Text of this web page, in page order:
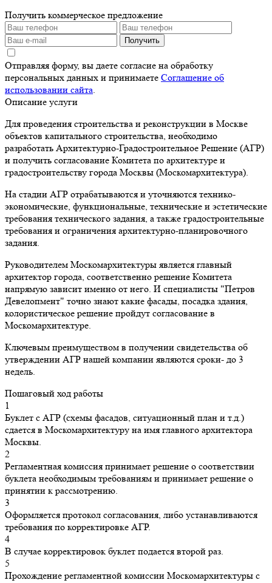
Получить коммерческое предложение
Получить
Отправляя форму, вы даете согласие на обработку
персональных данных и принимаете Соглашение об
использовании сайта.
Описание услуги
Для проведения строительства и реконструкции в Москве
объектов капитального строительства, необходимо
разработать Архитектурно-Градостроительное Решение (АГР)
и получить согласование Комитета по архитектуре и
градостроительству города Москвы (Москомархитектура).
На стадии АГР отрабатываются и уточняются технико-
экономические, функциональные, технические и эстетические
требования технического задания, а также градостроительные
требования и ограничения архитектурно-планировочного
задания.
Руководителем Москомархитектуры является главный
архитектор города, соответственно решение Комитета
напрямую зависит именно от него. И специалисты "Петров
Девелопмент" точно знают какие фасады, посадка здания,
колористическое решение пройдут согласование в
Москомархитектуре.
Ключевым преимуществом в получении свидетельства об
утверждении АГР нашей компании являются сроки- до 3
недель.
Пошаговый ход работы
1
Буклет с АГР (схемы фасадов, ситуационный план и т.д.)
сдается в Москомархитектуру на имя главного архитектора
Москвы.
2
Регламентная комиссия принимает решение о соответствии
буклета необходимым требованиям и принимает решение о
принятии к рассмотрению.
3
Оформляется протокол согласования, либо устанавливаются
требования по корректировке АГР.
4
В случае корректировок буклет подается второй раз.
5
Прохождение регламентной комиссии Москомархитектуры с